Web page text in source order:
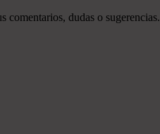
comentarios, dudas o sugerencias.